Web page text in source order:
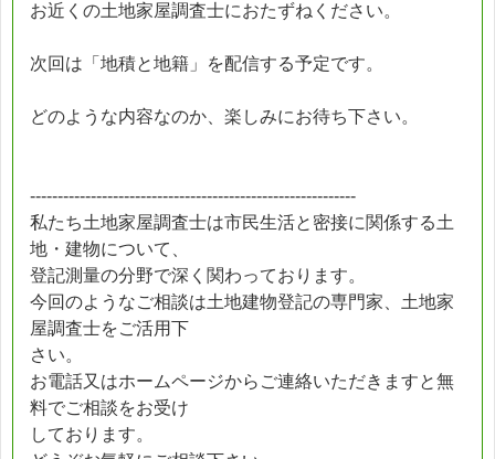
お近くの土地家屋調査士におたずねください。
次回は「地積と地籍」を配信する予定です。
どのような内容なのか、楽しみにお待ち下さい。
-----------------------------------------------------------
私たち土地家屋調査士は市民生活と密接に関係する土
地・建物について、
登記測量の分野で深く関わっております。
今回のようなご相談は土地建物登記の専門家、土地家
屋調査士をご活用下
さい。
お電話又はホームページからご連絡いただきますと無
料でご相談をお受け
しております。